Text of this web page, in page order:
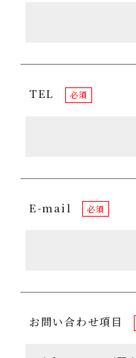
TEL 必須
E-mail 必須
お問い合わせ項目